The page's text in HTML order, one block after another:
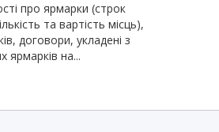
про ярмарки (строк
та вартість місць),
договори, укладені з
ярмарків на...